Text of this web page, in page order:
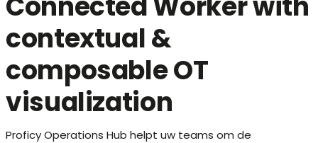
contextual &
composable OT
visualization
Proficy Operations Hub helpt uw teams om de